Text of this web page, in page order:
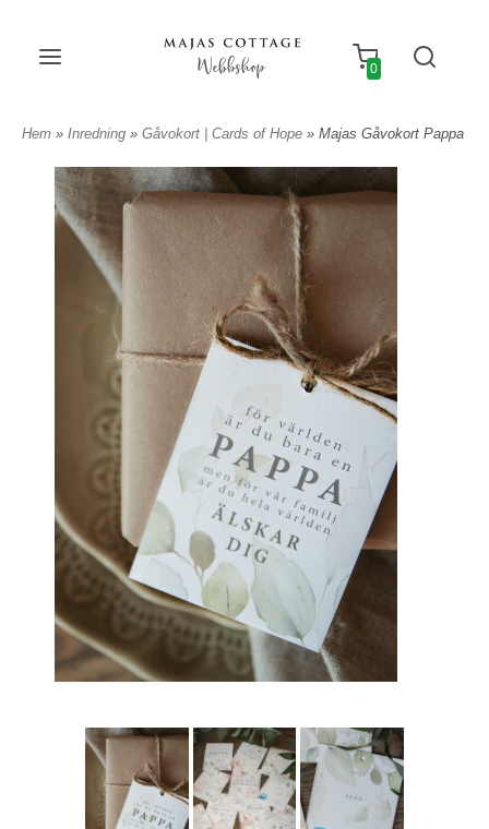
Webbshop 0
Hem » Inredning » Gåvokort | Cards of Hope » Majas Gåvokort Pappa